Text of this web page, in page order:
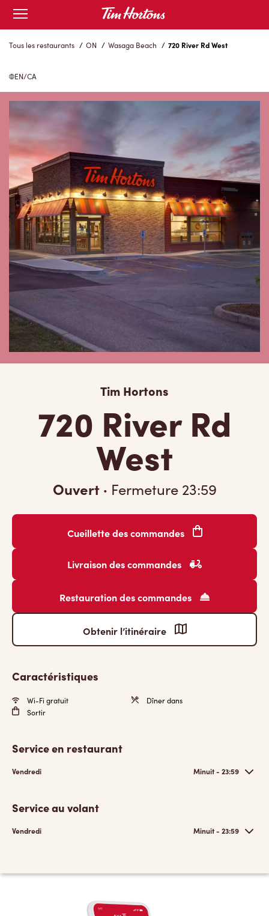
Skip
Content
Open
mobile
menu
Tous les restaurants / ON / Wasaga Beach / 720 River Rd West
EN/CA
Tim Hortons
720 River Rd
West
Ouvert · Fermeture 23:59
Cueillette des commandes
Livraison des commandes
Restauration des commandes
Obtenir l’itinéraire
Caractéristiques
Wi-Fi gratuit
Dîner dans
Sortir
Service en restaurant
Vendredi Minuit - 23:59
Service au volant
Vendredi Minuit - 23:59